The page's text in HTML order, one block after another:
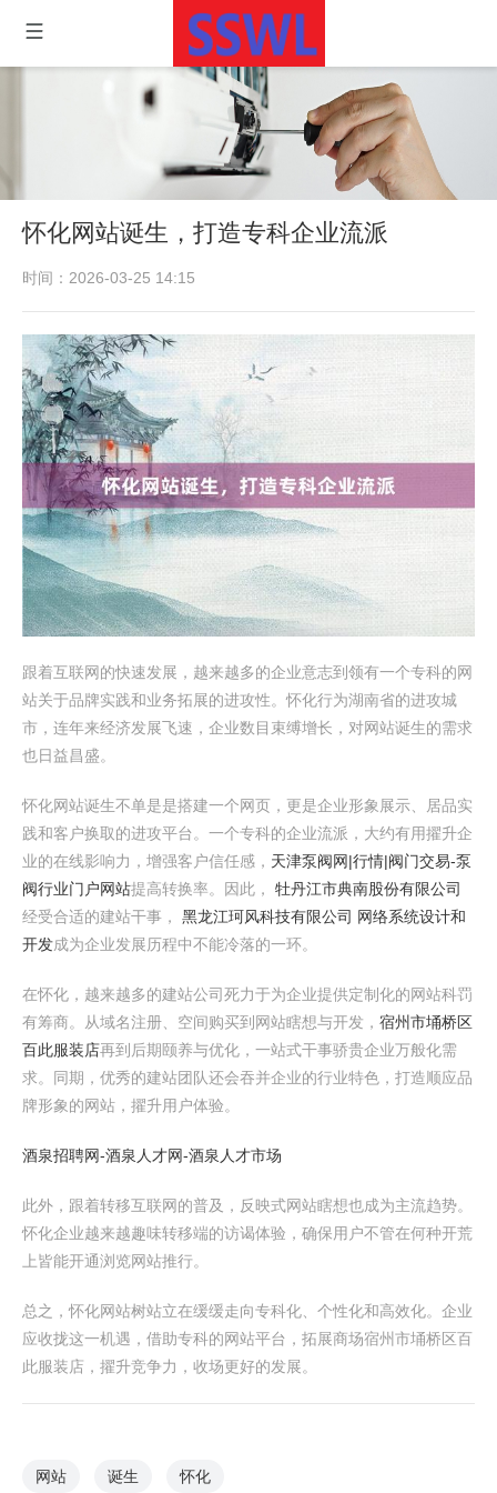
怀化网站诞生，打造专科企业流派
时间：2026-03-25 14:15
跟着互联网的快速发展，越来越多的企业意志到领有一个专科的网
站关于品牌实践和业务拓展的进攻性。怀化行为湖南省的进攻城
市，连年来经济发展飞速，企业数目束缚增长，对网站诞生的需求
也日益昌盛。
怀化网站诞生不单是是搭建一个网页，更是企业形象展示、居品实
践和客户换取的进攻平台。一个专科的企业流派，大约有用擢升企
业的在线影响力，增强客户信任感， 天津泵阀网|行情|阀门交易-泵
阀行业门户网站提高转换率。因此， 牡丹江市典南股份有限公司
经受合适的建站干事， 黑龙江珂风科技有限公司 网络系统设计和
开发成为企业发展历程中不能冷落的一环。
在怀化，越来越多的建站公司死力于为企业提供定制化的网站科罚
有筹商。从域名注册、空间购买到网站瞎想与开发， 宿州市埇桥区
百此服装店再到后期颐养与优化，一站式干事骄贵企业万般化需
求。同期，优秀的建站团队还会吞并企业的行业特色，打造顺应品
牌形象的网站，擢升用户体验。
酒泉招聘网-酒泉人才网-酒泉人才市场
此外，跟着转移互联网的普及，反映式网站瞎想也成为主流趋势。
怀化企业越来越趣味转移端的访谒体验，确保用户不管在何种开荒
上皆能开通浏览网站推行。
总之，怀化网站树站立在缓缓走向专科化、个性化和高效化。企业
应收拢这一机遇，借助专科的网站平台，拓展商场宿州市埇桥区百
此服装店，擢升竞争力，收场更好的发展。
网站 诞生 怀化